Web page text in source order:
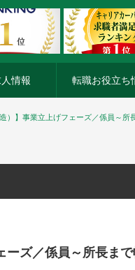
情報 転職お役立ち
）】事業立上げフェーズ／係員～
ーズ／係員～所長ま